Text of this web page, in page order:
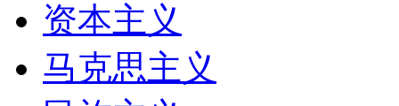
资本主义
马克思主义